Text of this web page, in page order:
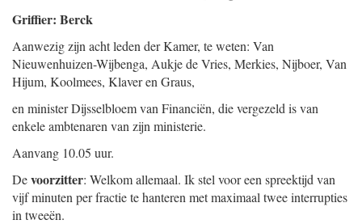
Griffier: Berck
Aanwezig zijn acht leden der Kamer, te weten: Van
Nieuwenhuizen-Wijbenga, Aukje de Vries, Merkies, Nijboer, Van
Hijum, Koolmees, Klaver en Graus,
en minister Dijsselbloem van Financiën, die vergezeld is van
enkele ambtenaren van zijn ministerie.
Aanvang 10.05 uur.
Devoorzitter: Welkom allemaal. Ik stel voor een spreektijd van
vijf minuten per fractie te hanteren met maximaal twee interrupties
in tweeën.